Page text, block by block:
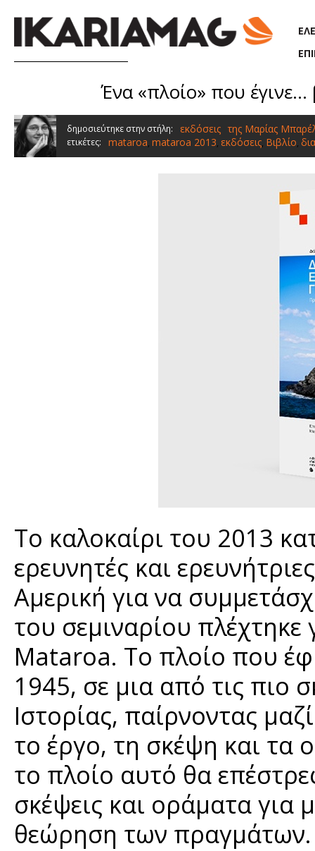
Ένα «πλοίο» που
δημοσιεύτηκε στην στήλη: εκδόσεις της Μαρίας
ετικέτες: mataroa, mataroa 2013, εκδόσεις, Βιβλίο,
Το καλοκαίρι του 2013
ερευνητές και
Αμερική για να
του σεμιναρίου
Mataroa. Το πλοίο που
1945, σε μια από τις πιο
Ιστορίας, παίρνοντας
το έργο, τη σκέψη και τα
το πλοίο αυτό θα
σκέψεις και οράματα για
θεώρηση των